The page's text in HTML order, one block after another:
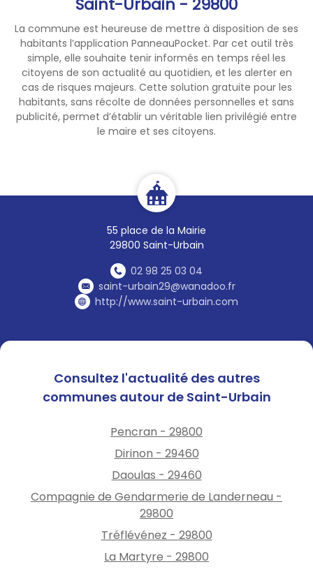
La commune est heureuse de mettre à disposition de ses
habitants l’application PanneauPocket. Par cet outil très
simple, elle souhaite tenir informés en temps réel les
citoyens de son actualité au quotidien, et les alerter en
cas de risques majeurs. Cette solution gratuite pour les
habitants, sans récolte de données personnelles et sans
publicité, permet d’établir un véritable lien privilégié entre
le maire et ses citoyens.
55 place de la Mairie
29800 Saint-Urbain
02 98 25 03 04
saint-urbain29@wanadoo.fr
http://www.saint-urbain.com
Consultez l'actualité des autres
communes autour de Saint-Urbain
Pencran - 29800
Dirinon - 29460
Daoulas - 29460
Compagnie de Gendarmerie de Landerneau -
29800
Tréflévénez - 29800
La Martyre - 29800